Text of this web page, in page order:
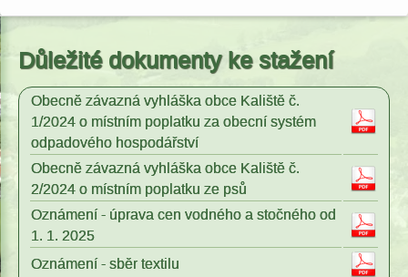
Důležité dokumenty ke stažení
Obecně závazná vyhláška obce Kaliště č.
1/2024 o místním poplatku za obecní systém
odpadového hospodářství
Obecně závazná vyhláška obce Kaliště č.
2/2024 o místním poplatku ze psů
Oznámení - úprava cen vodného a stočného od
1. 1. 2025
Oznámení - sběr textilu